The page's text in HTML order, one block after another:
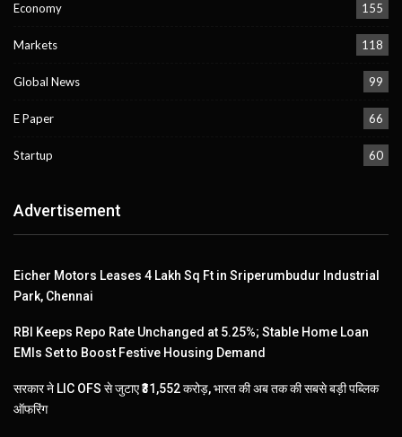
Economy 155
Markets 118
Global News 99
E Paper 66
Startup 60
Advertisement
Eicher Motors Leases 4 Lakh Sq Ft in Sriperumbudur Industrial
Park, Chennai
RBI Keeps Repo Rate Unchanged at 5.25%; Stable Home Loan
EMIs Set to Boost Festive Housing Demand
सरकार ने LIC OFS से जुटाए ₹31,552 करोड़, भारत की अब तक की सबसे बड़ी पब्लिक
ऑफरिंग